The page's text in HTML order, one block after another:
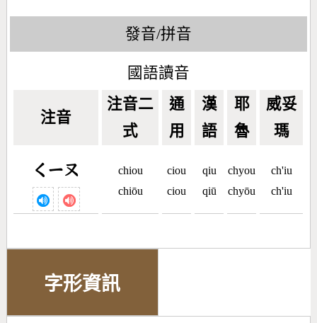
發音/拼音
國語讀音
注音
注音二
式
通
用
漢
語
耶
魯
威妥
瑪
ㄑㄧㄡ
chiou
chiōu
ciou
ciou
qiu
qiū
chyou
chyōu
ch'iu
ch'iu
字形資訊